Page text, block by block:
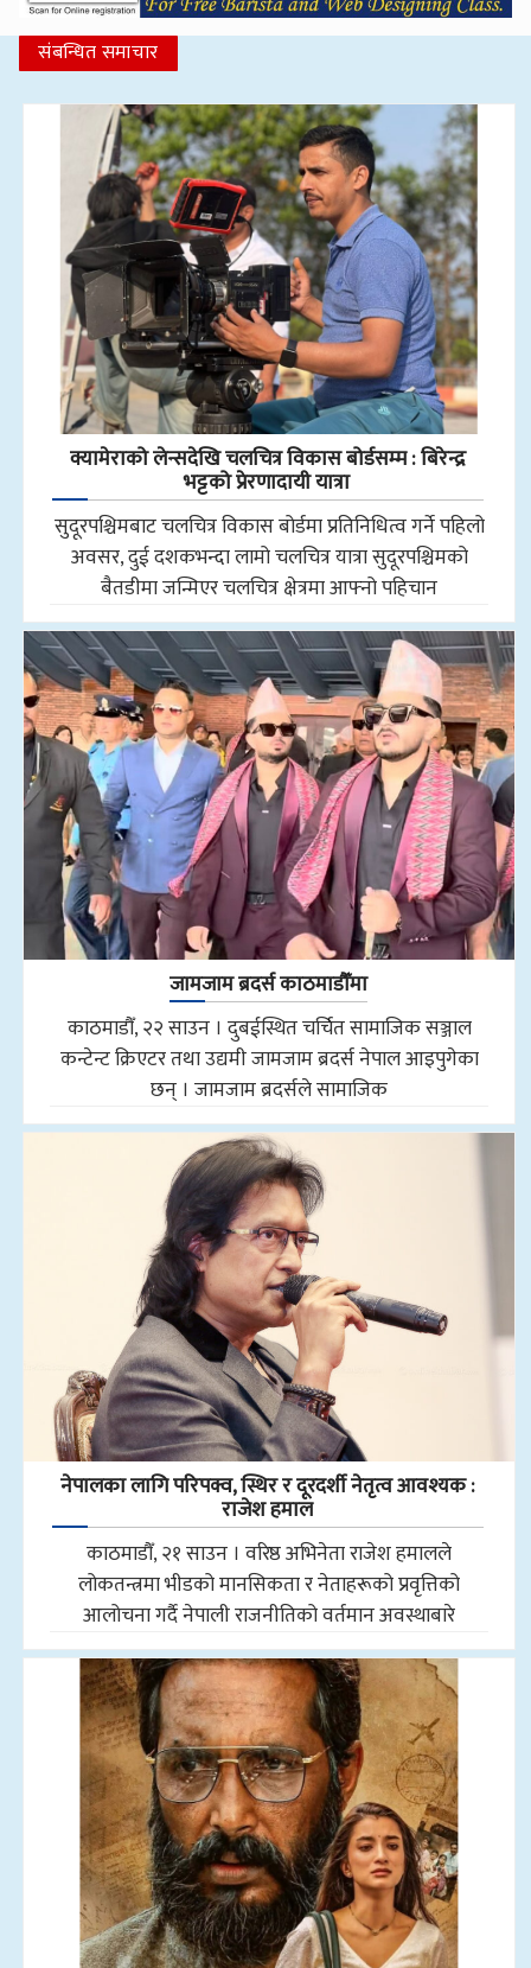
संबन्धित समाचार
क्यामेराको लेन्सदेखि चलचित्र विकास बोर्डसम्म : बिरेन्द्र
भट्टको प्रेरणादायी यात्रा
सुदूरपश्चिमबाट चलचित्र विकास बोर्डमा प्रतिनिधित्व गर्ने पहिलो
अवसर, दुई दशकभन्दा लामो चलचित्र यात्रा सुदूरपश्चिमको
बैतडीमा जन्मिएर चलचित्र क्षेत्रमा आफ्नो पहिचान
जामजाम ब्रदर्स काठमाडौँमा
काठमाडौँ, २२ साउन । दुबईस्थित चर्चित सामाजिक सञ्जाल
कन्टेन्ट क्रिएटर तथा उद्यमी जामजाम ब्रदर्स नेपाल आइपुगेका
छन् । जामजाम ब्रदर्सले सामाजिक
नेपालका लागि परिपक्व, स्थिर र दूरदर्शी नेतृत्व आवश्यक :
राजेश हमाल
काठमाडौँ, २१ साउन । वरिष्ठ अभिनेता राजेश हमालले
लोकतन्त्रमा भीडको मानसिकता र नेताहरूको प्रवृत्तिको
आलोचना गर्दै नेपाली राजनीतिको वर्तमान अवस्थाबारे